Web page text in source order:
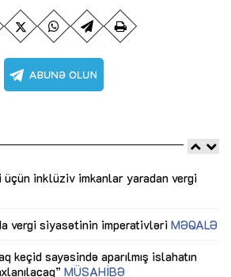
inklüziv imkanlar yaradan vergi
vergi siyasətinin imperativləri MƏQALƏ
keçid sayəsində aparılmış islahatın
MÜSAHİBƏ